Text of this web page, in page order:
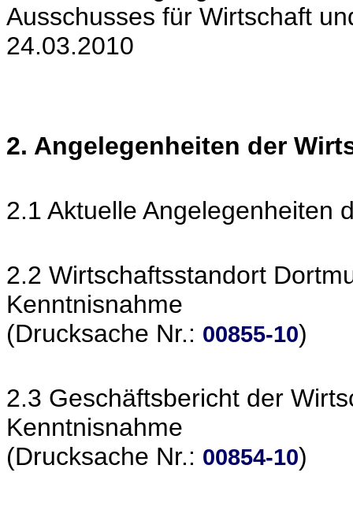
Ausschusses für Wirtschaft
24.03.2010
2. Angelegenheiten der
2.1 Aktuelle Angelegenheiten
2.2 Wirtschaftsstandort
Kenntnisnahme
(Drucksache Nr.: 00855-10)
2.3 Geschäftsbericht der
Kenntnisnahme
(Drucksache Nr.: 00854-10)